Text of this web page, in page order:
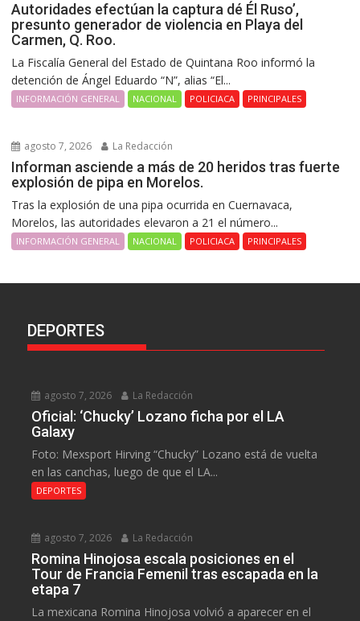
Autoridades efectúan la captura dé Él Ruso’,
presunto generador de violencia en Playa del
Carmen, Q. Roo.
La Fiscalía General del Estado de Quintana Roo informó la
detención de Ángel Eduardo “N”, alias “El...
INFORMACIÓN GENERAL NACIONAL POLICIACA PRINCIPALES
agosto 7, 2026 La Redacción
Informan asciende a más de 20 heridos tras fuerte
explosión de pipa en Morelos.
Tras la explosión de una pipa ocurrida en Cuernavaca,
Morelos, las autoridades elevaron a 21 el número...
INFORMACIÓN GENERAL NACIONAL POLICIACA PRINCIPALES
DEPORTES
agosto 7, 2026 La Redacción
Oficial: ‘Chucky’ Lozano ficha por el LA
Galaxy
Foto: Mexsport Hirving “Chucky” Lozano está de vuelta
en las canchas, luego de que el LA...
DEPORTES
agosto 7, 2026 La Redacción
Romina Hinojosa escala posiciones en el
Tour de Francia Femenil tras escapada en la
etapa 7
La mexicana Romina Hinojosa volvió a aparecer en el